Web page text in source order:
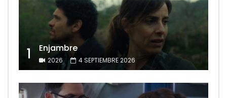
1 Enjambre
2026 4 SEPTIEMBRE 2026